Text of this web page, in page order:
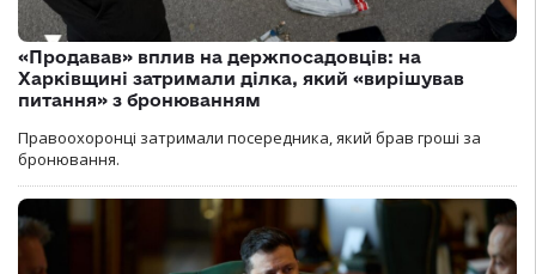
«Продавав» вплив на держпосадовців: на
Харківщині затримали ділка, який «вирішував
питання» з бронюванням
Правоохоронці затримали посередника, який брав гроші за
бронювання.